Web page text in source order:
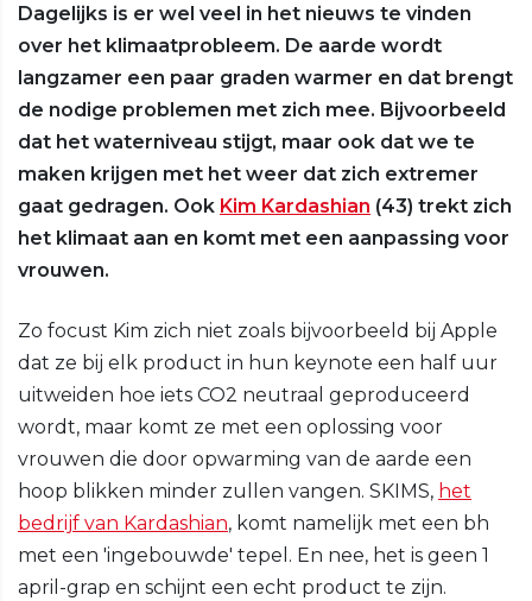
Dagelijks is er wel veel in het nieuws te vinden
over het klimaatprobleem. De aarde wordt
langzamer een paar graden warmer en dat brengt
de nodige problemen met zich mee. Bijvoorbeeld
dat het waterniveau stijgt, maar ook dat we te
maken krijgen met het weer dat zich extremer
gaat gedragen. Ook Kim Kardashian (43) trekt zich
het klimaat aan en komt met een aanpassing voor
vrouwen.
Zo focust Kim zich niet zoals bijvoorbeeld bij Apple
dat ze bij elk product in hun keynote een half uur
uitweiden hoe iets CO2 neutraal geproduceerd
wordt, maar komt ze met een oplossing voor
vrouwen die door opwarming van de aarde een
hoop blikken minder zullen vangen. SKIMS, het
bedrijf van Kardashian, komt namelijk met een bh
met een 'ingebouwde' tepel. En nee, het is geen 1
april-grap en schijnt een echt product te zijn.